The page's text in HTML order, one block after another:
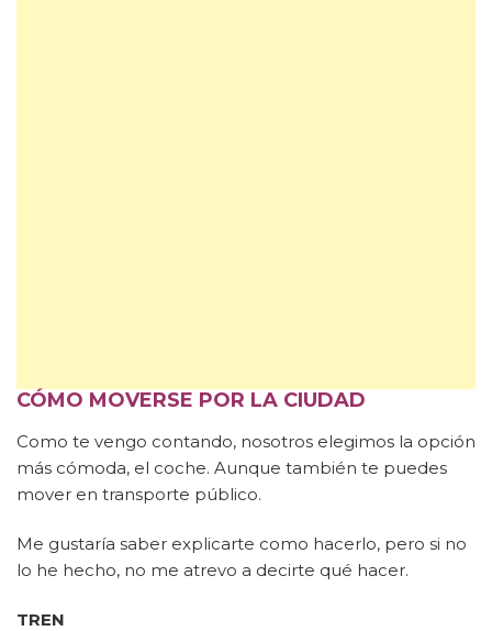
CÓMO MOVERSE POR LA CIUDAD
Como te vengo contando, nosotros elegimos la opción
más cómoda, el coche. Aunque también te puedes
mover en transporte público.
Me gustaría saber explicarte como hacerlo, pero si no
lo he hecho, no me atrevo a decirte qué hacer.
TREN